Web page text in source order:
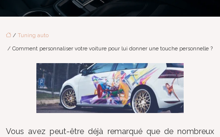
/ Tuning auto
/ Comment personnaliser votre voiture pour lui donner une touche personnelle ?
Vous avez peut-être déjà remarqué que de nombreux